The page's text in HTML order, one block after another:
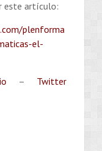
este artículo:
plenforma
el-
– Twitter